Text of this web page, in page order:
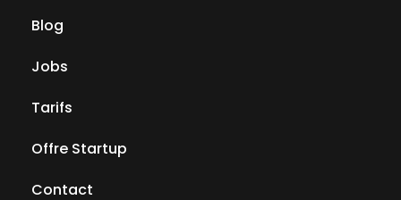
Blog
Jobs
Tarifs
Offre Startup
Contact